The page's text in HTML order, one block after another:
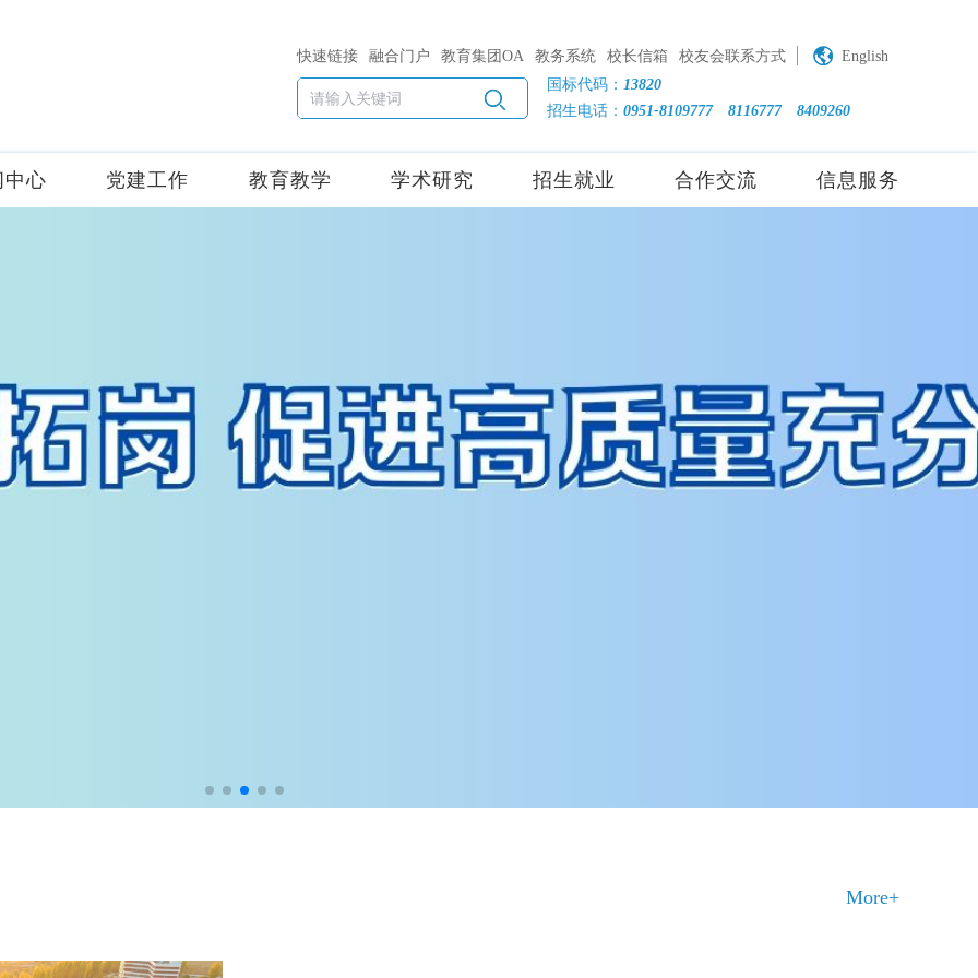
快速链接 融合门户 教育集团OA 教务系统 校长信箱 校友会联系方式
English
国标代码： 13820
招生电话： 0951-8109777 8116777 8409260
中心 党建工作 教育教学 学术研究 招生就业 合作交流 信息服务
More+